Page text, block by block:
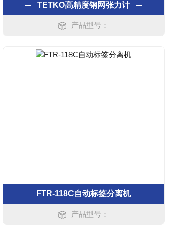
TETKO高精度钢网张力计
产品型号：
FTR-118C自动标签分离机
产品型号：